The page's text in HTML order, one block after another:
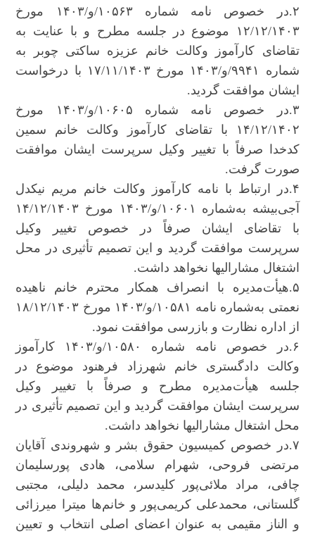
۲.در خصوص نامه شماره ۱۰۵۶۳/و/۱۴۰۳ مورخ
۱۲/۱۲/۱۴۰۳ موضوع در جلسه مطرح و با عنایت به
تقاضای کارآموز وکالت خانم عزیزه ساکتی چوبر به
شماره ۹۹۴۱/و/۱۴۰۳ مورخ ۱۷/۱۱/۱۴۰۳ با درخواست
ایشان موافقت گردید.
۳.در خصوص نامه شماره ۱۰۶۰۵/و/۱۴۰۳ مورخ
۱۴/۱۲/۱۴۰۲ با تقاضای کارآموز وکالت خانم سمین
کدخدا صرفاً با تغییر وکیل سرپرست ایشان موافقت
صورت گرفت.
۴.در ارتباط با نامه کارآموز وکالت خانم مریم نیکدل
آجی‌بیشه به‌شماره ۱۰۶۰۱/و/۱۴۰۳ مورخ ۱۴/۱۲/۱۴۰۳
با تقاضای ایشان صرفاً در خصوص تغییر وکیل
سرپرست موافقت گردید و این تصمیم تأثیری در محل
اشتغال مشارالیها نخواهد داشت.
۵.هیأت‌مدیره با انصراف همکار محترم خانم ناهیده
نعمتی به‌شماره نامه ۱۰۵۸۱/و/۱۴۰۳ مورخ ۱۸/۱۲/۱۴۰۳
از اداره نظارت و بازرسی موافقت نمود.
۶.در خصوص نامه شماره ۱۰۵۸۰/و/۱۴۰۳ کارآموز
وکالت دادگستری خانم شهرزاد فرهنود موضوع در
جلسه هیأت‌مدیره مطرح و صرفاً با تغییر وکیل
سرپرست ایشان موافقت گردید و این تصمیم تأثیری در
محل اشتغال مشارالیها نخواهد داشت.
۷.در خصوص کمیسیون حقوق بشر و شهروندی آقایان
مرتضی فروحی، شهرام سلامی، هادی پورسلیمان
چافی، مراد ملائی‌پور کلیدسر، محمد دلیلی، مجتبی
گلستانی، محمدعلی کریمی‌پور و خانم‌ها میترا میرزائی
و الناز مقیمی به عنوان اعضای اصلی انتخاب و تعیین